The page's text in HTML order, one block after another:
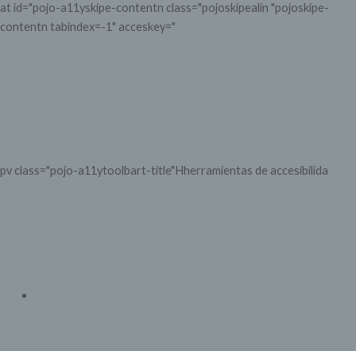
at id="pojo-a11yskipe-contentn class="pojoskipealin "pojoskipe-
contentn tabindex=-1" acceskey="
pv class="pojo-a11ytoolbart-title"Hherramientas de accesibilida